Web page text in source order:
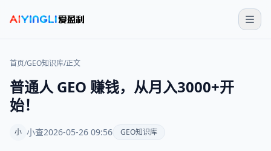
首页/GEO知识库/正文
普通人 GEO 赚钱，从月入3000+开
始！
小 小查2026-05-26 09:56 GEO知识库